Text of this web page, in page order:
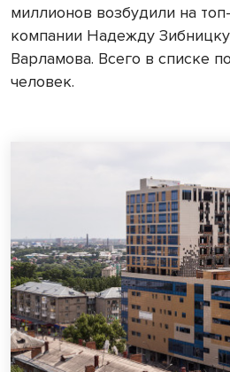
миллионов возбудили на
компании Надежду
Варламова. Всего в списке
человек.